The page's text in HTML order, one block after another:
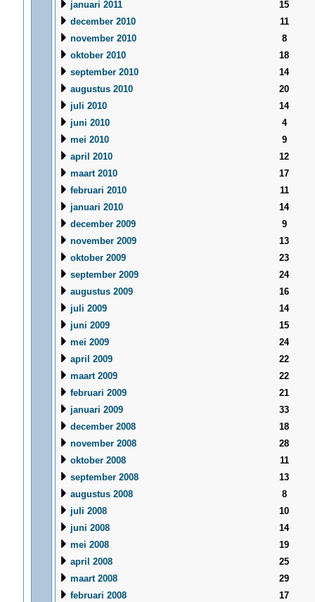
januari 2011
15
december 2010
11
november 2010
8
oktober 2010
18
september 2010
14
augustus 2010
20
juli 2010
14
juni 2010
4
mei 2010
9
april 2010
12
maart 2010
17
februari 2010
11
januari 2010
14
december 2009
9
november 2009
13
oktober 2009
23
september 2009
24
augustus 2009
16
juli 2009
14
juni 2009
15
mei 2009
24
april 2009
22
maart 2009
22
februari 2009
21
januari 2009
33
december 2008
18
november 2008
28
oktober 2008
11
september 2008
13
augustus 2008
8
juli 2008
10
juni 2008
14
mei 2008
19
april 2008
25
maart 2008
29
februari 2008
17